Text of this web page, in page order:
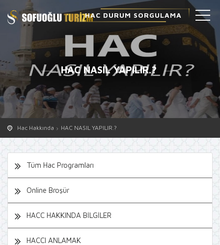
HAC DURUM SORGULAMA
HAC NASIL YAPILIR.?
Hac Hakkında HAC NASIL YAPILIR.?
Tüm Hac Programları
Online Broşür
HACC HAKKINDA BİLGİLER
HACCI ANLAMAK